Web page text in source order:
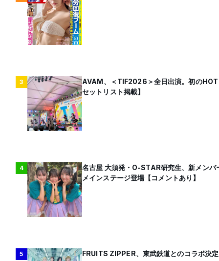
3
AVAM、＜TIF2026＞全日出演。初の
セットリスト掲載】
4
名古屋 大須発・O-STAR研究生、新メン
メインステージ登場【コメントあり】
5 FRUITS ZIPPER、東武鉄道とのコラボ決定